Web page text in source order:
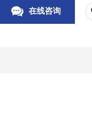
3． 采用模块化设计，各种回
在线咨询